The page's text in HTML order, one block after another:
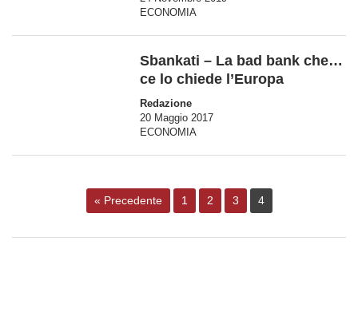
ECONOMIA
Sbankati – La bad bank che…
ce lo chiede l’Europa
Redazione
20 Maggio 2017
ECONOMIA
« Precedente 1 2 3 4